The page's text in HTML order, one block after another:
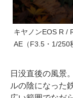
キヤノンEOS R /
AE（F3.5・1/250
日没直後の風景
ルの陰になった